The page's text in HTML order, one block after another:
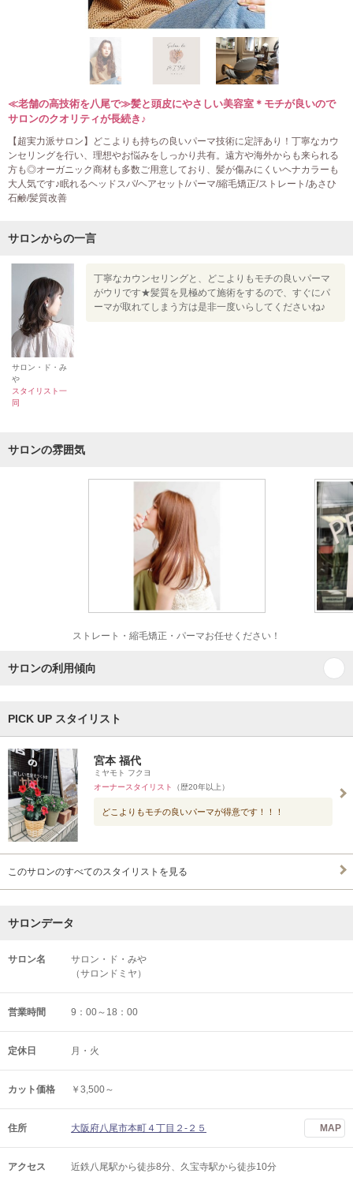
≪老舗の高技術を八尾で≫髪と頭皮にやさしい美容室＊モチが良いので
サロンのクオリティが長続き♪
【超実力派サロン】どこよりも持ちの良いパーマ技術に定評あり！丁寧なカウ
ンセリングを行い、理想やお悩みをしっかり共有。遠方や海外からも来られる
方も◎オーガニック商材も多数ご用意しており、髪が傷みにくいヘナカラーも
大人気です♪眠れるヘッドスパ/ヘアセット/パーマ/縮毛矯正/ストレート/あさひ
石鹸/髪質改善
サロンからの一言
サロン・ド・み
や
スタイリスト一
同
丁寧なカウンセリングと、どこよりもモチの良いパーマ
がウリです★髪質を見極めて施術をするので、すぐにパ
ーマが取れてしまう方は是非一度いらしてくださいね♪
サロンの雰囲気
ストレート・縮毛矯正・パーマお任せください！
サロンの利用傾向
PICK UP スタイリスト
宮本 福代
ミヤモト フクヨ
オーナースタイリスト
（歴20年以上）
どこよりもモチの良いパーマが得意です！！！
このサロンのすべてのスタイリストを見る
サロンデータ
サロン名
サロン・ド・みや
（サロンドミヤ）
営業時間 9：00～18：00
定休日 月・火
カット価格 ￥3,500～
住所 大阪府八尾市本町４丁目２-２５ MAP
アクセス 近鉄八尾駅から徒歩8分、久宝寺駅から徒歩10分